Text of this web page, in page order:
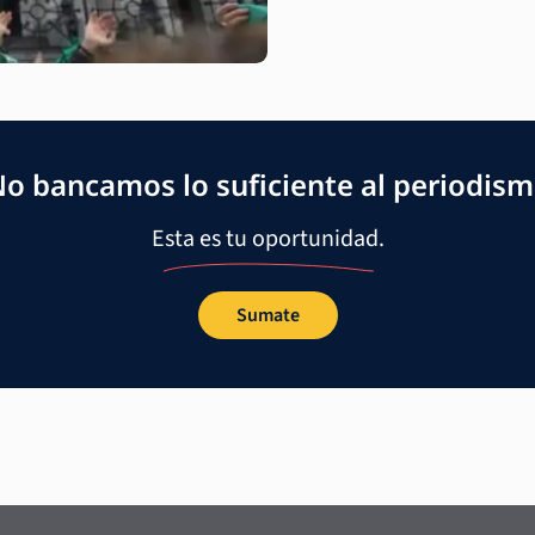
bancamos lo suficiente al
Esta es tu oportunidad.
Sumate